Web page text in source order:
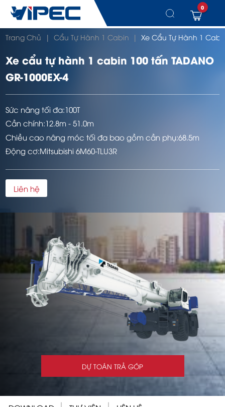
Chuyển
đến
0
Trang Chủ | Cẩu Tự Hành 1 Cabin | Xe Cẩu Tự Hành 1
Xe cẩu tự hành 1 cabin 100 tấn TADANO
GR-1000EX-4
Sức nâng tối đa:100T
Cần chính:12.8m - 51.0m
Chiều cao nâng móc tối đa bao gồm cần phụ:68.5m
Động cơ:Mitsubishi 6M60-TLU3R
Liên hệ
DỰ TOÁN TRẢ GÓP